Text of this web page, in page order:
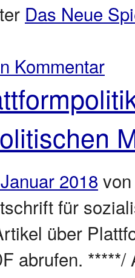
Das Neue
Kommentar
2018 von
für
über
abrufen.